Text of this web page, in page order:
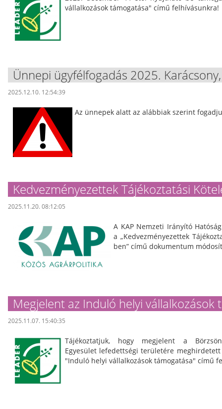
vállalkozások támogatása" című felhívásunkra!
Ünnepi ügyfélfogadás 2025.
2025.12.10. 12:54:39
Az ünnepek alatt az alábbiak szerint
Kedvezményezettek Tájékoztatási
2025.11.20. 08:12:05
A KAP Nemzeti Irányító
a „Kedvezményezettek
ben” című dokumentum
Megjelent az Induló helyi vállalkozások
2025.11.07. 15:40:35
Tájékoztatjuk, hogy megjelent a
Egyesület lefedettségi területére meghirdetett
"Induló helyi vállalkozások támogatása" című